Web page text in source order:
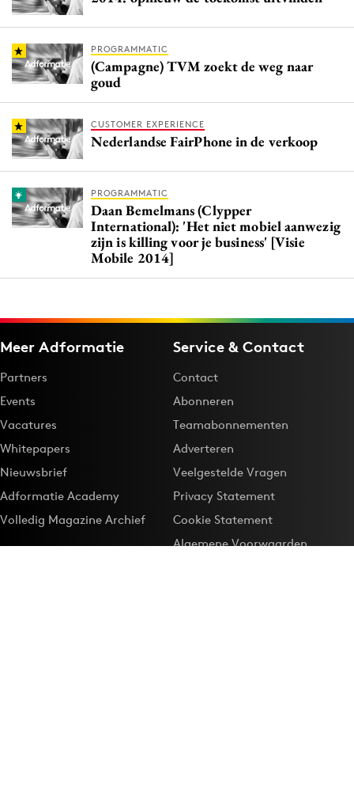
PROGRAMMATIC
(Campagne) TVM zoekt de weg naar
goud
CUSTOMER EXPERIENCE
Nederlandse FairPhone in de verkoop
PROGRAMMATIC
Daan Bemelmans (Clypper
International): 'Het niet mobiel aanwezig
zijn is killing voor je business' [Visie
Mobile 2014]
Meer Adformatie
Partners
Events
Vacatures
Whitepapers
Nieuwsbrief
Adformatie Academy
Volledig Magazine Archief
Service & Contact
Contact
Abonneren
Teamabonnementen
Adverteren
Veelgestelde Vragen
Privacy Statement
Cookie Statement
Algemene Voorwaarden